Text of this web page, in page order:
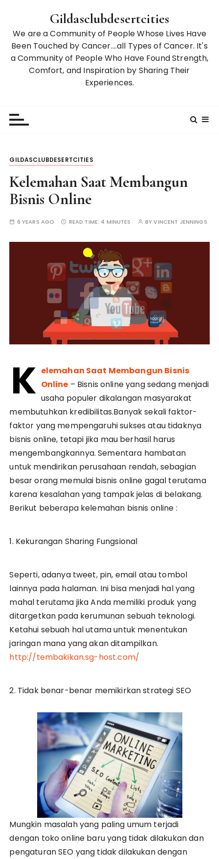
Gildasclubdesertcities
We are a Community of People Whose Lives Have
Been Touched by Cancer….all Types of Cancer. It's
a Community of People Who Have Found Strength,
Comfort, and Inspiration by Sharing Their
Experiences.
GILDASCLUBDESERTCITIES
Kelemahan Saat Membangun
Bisnis Online
6 YEARS AGO READ TIME: 4 MINUTES BYVINCENT JENNINGS
K elemahan Saat Membangun Bisnis
Online – Bisnis online yang sedang menjadi
usaha populer dikalangan masyarakat
membutuhkan kredibilitas.Banyak sekali faktor-
faktor yang mempengaruhi sukses atau tidaknya
bisnis online, tetapi jika mau berhasil harus
mengembangkannya. Sementara hambatan
untuk mendirikan perusahaan rendah, sebagian
besar orang memulai bisnis online gagal terutama
karena kesalahan yang tampak jelas di belakang.
Berikut beberapa kelemahan bisnis online :
1. Kekurangan Sharing Fungsional
Seperti, adanya tweet, pin, email atau tombol
lainnya pada halaman. Ini bisa menjadi hal yang
mahal terutama jika Anda memiliki produk yang
ditargetkan pada kerumunan sebuah teknologi.
Ketahui sebuah hal utama untuk menentukan
jaringan mana yang akan ditampilkan.
http://tembakikan.sg-host.com/
2. Tidak benar-benar memikirkan strategi SEO
Mungkin masalah yang paling umum terjadi
dengan toko online baru yang tidak dilakukan dan
pengaturan SEO yang tidak dilakukan dengan